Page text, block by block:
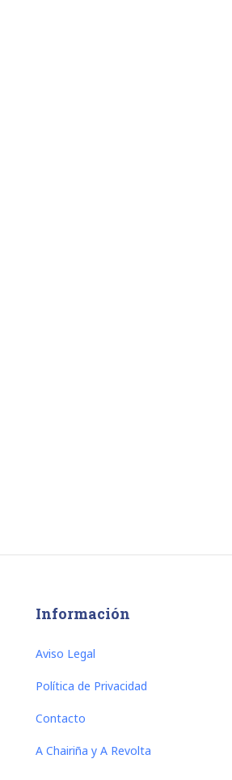
Información
Aviso Legal
Política de Privacidad
Contacto
A Chairiña y A Revolta